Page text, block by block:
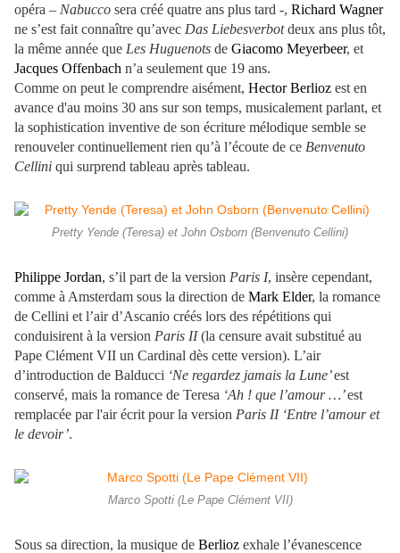
opéra – Nabucco sera créé quatre ans plus tard -, Richard Wagner
ne s’est fait connaître qu’avec Das Liebesverbotdeux ans plus tôt,
la même année que Les Huguenots de Giacomo Meyerbeer, et
Jacques Offenbach n’a seulement que 19 ans.
Comme on peut le comprendre aisément, Hector Berlioz est en
avance d'au moins 30 ans sur son temps, musicalement parlant, et
la sophistication inventive de son écriture mélodique semble se
renouveler continuellement rien qu’à l’écoute de ce Benvenuto
Cellini qui surprend tableau après tableau.
Pretty Yende (Teresa) et John Osborn (Benvenuto Cellini)
Philippe Jordan, s’il part de la version Paris I, insère cependant,
comme à Amsterdam sous la direction de Mark Elder, la romance
de Cellini et l’air d’Ascanio créés lors des répétitions qui
conduisirent à la version Paris II(la censure avait substitué au
Pape Clément VII un Cardinal dès cette version). L’air
d’introduction de Balducci ‘Ne regardez jamais la Lune’est
conservé, mais la romance de Teresa ‘Ah ! que l’amour …’est
remplacée par l'air écrit pour la version Paris II ‘Entre l’amour et
le devoir’.
Marco Spotti (Le Pape Clément VII)
Sous sa direction, la musique de Berlioz exhale l’évanescence